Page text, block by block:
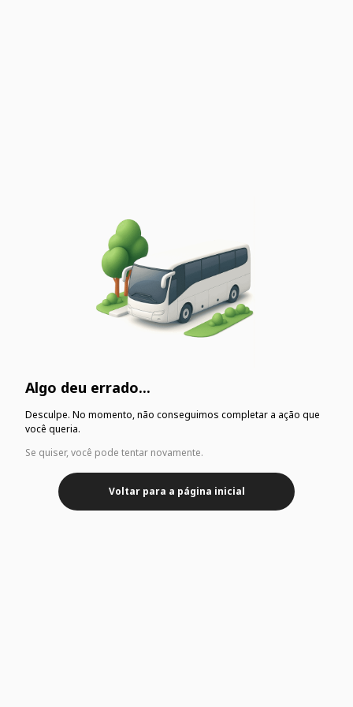
Algo deu errado...
Desculpe. No momento, não conseguimos completar a ação que
você queria.
Se quiser, você pode tentar novamente.
Voltar para a página inicial